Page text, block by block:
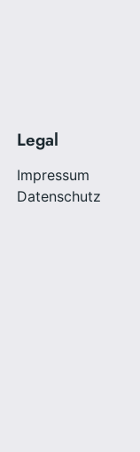
Legal
Impressum
Datenschutz